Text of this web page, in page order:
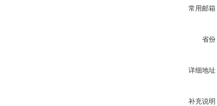
常用邮箱
省份
详细地址
补充说明